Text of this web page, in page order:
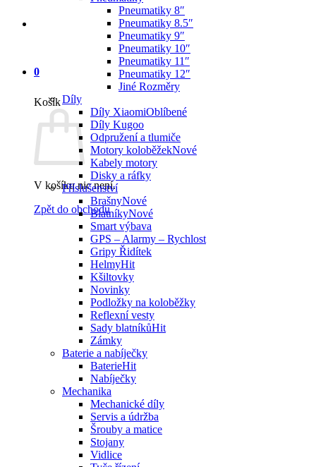
0
Košík
V košíku nic není.
Zpět do obchodu
Pneumatiky 8″
Pneumatiky 8.5″
Pneumatiky 9″
Pneumatiky 10″
Pneumatiky 11″
Pneumatiky 12″
Jiné Rozměry
Díly
Díly Xiaomi
Díly Kugoo
Odpružení a tlumiče
Motory koloběžek
Kabely motory
Disky a ráfky
Příslušenství
Brašny
Blatníky
Smart výbava
GPS – Alarmy – Rychlost
Gripy Řidítek
Helmy
Kšiltovky
Novinky
Podložky na koloběžky
Reflexní vesty
Sady blatníků
Zámky
Baterie a nabíječky
Baterie
Nabíječky
Mechanika
Mechanické díly
Servis a údržba
Šrouby a matice
Stojany
Vidlice